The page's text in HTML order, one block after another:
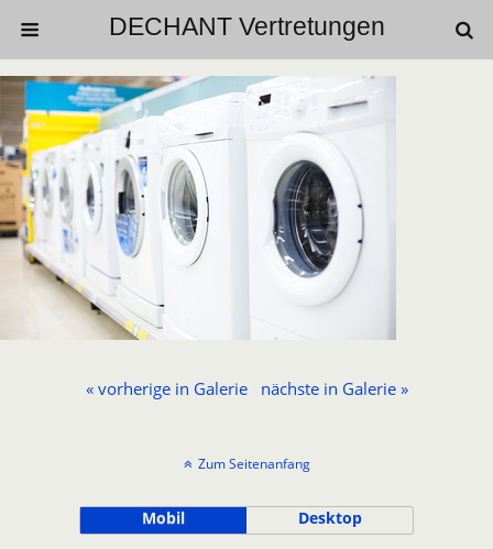
DECHANT Vertretungen
« vorherige in Galerie nächste in Galerie »
Zum Seitenanfang
Mobil Desktop